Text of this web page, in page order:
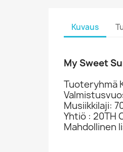
Kuvaus
My Sweet
Tuoteryhmä
Musiikkilaji:
Yhtiö : 20TH
Mahdollinen